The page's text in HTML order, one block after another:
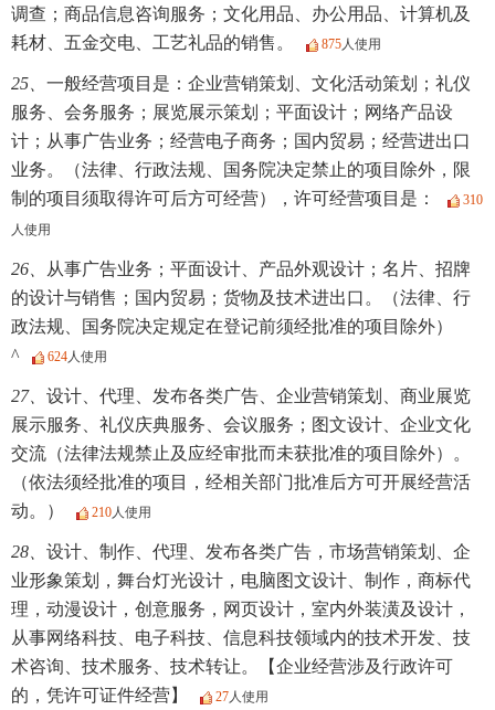
调查；商品信息咨询服务；文化用品、办公用品、计算机及
耗材、五金交电、工艺礼品的销售。
875人使用
25、 一般经营项目是：企业营销策划、文化活动策划；礼仪
服务、会务服务；展览展示策划；平面设计；网络产品设
计；从事广告业务；经营电子商务；国内贸易；经营进出口
业务。（法律、行政法规、国务院决定禁止的项目除外，限
制的项目须取得许可后方可经营），许可经营项目是：
310
人使用
26、
从事广告业务；平面设计、产品外观设计；名片、招牌
的设计与销售；国内贸易；货物及技术进出口。（法律、行
政法规、国务院决定规定在登记前须经批准的项目除外）
^
624人使用
27、 设计、代理、发布各类广告、企业营销策划、商业展览
展示服务、礼仪庆典服务、会议服务；图文设计、企业文化
交流（法律法规禁止及应经审批而未获批准的项目除外）。
（依法须经批准的项目，经相关部门批准后方可开展经营活
动。）
210人使用
28、 设计、制作、代理、发布各类广告，市场营销策划、企
业形象策划，舞台灯光设计，电脑图文设计、制作，商标代
理，动漫设计，创意服务，网页设计，室内外装潢及设计，
从事网络科技、电子科技、信息科技领域内的技术开发、技
术咨询、技术服务、技术转让。【企业经营涉及行政许可
的，凭许可证件经营】
27人使用